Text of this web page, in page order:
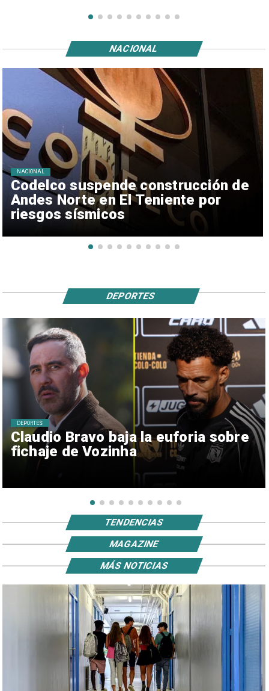
Codelco suspende construcción de
Andes Norte en El Teniente por
riesgos sísmicos
NACIONAL
NACIONAL
Claudio Bravo baja la euforia sobre
fichaje de Vozinha
DEPORTES
DEPORTES
TENDENCIAS
MAGAZINE
MÁS NOTICIAS